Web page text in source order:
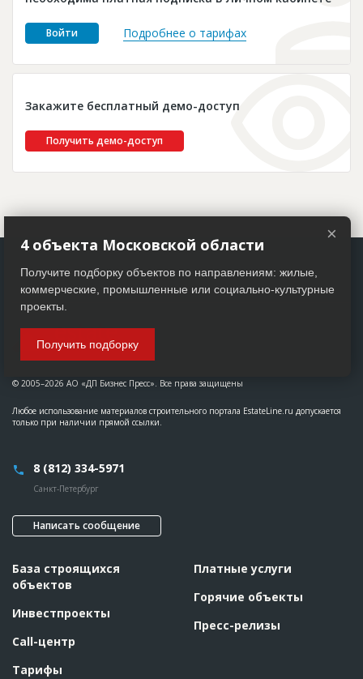
Пресс-релизы
Войти Подробнее о тарифах
Закажите бесплатный демо-доступ
Получить демо-доступ
© 2005–2026 АО «ДП Бизнес Пресс». Все права защищены
Любое использование материалов строительного портала EstateLine.ru допускается
только при наличии прямой ссылки.
8 (812) 334-5971
Санкт-Петербург
Написать сообщение
База строящихся
объектов
Инвестпроекты
Call-центр
Тарифы
Платные услуги
Горячие объекты
Пресс-релизы
×
4 объекта Московской области
Получите подборку объектов по направлениям: жилые,
коммерческие, промышленные или социально-культурные
проекты.
Получить подборку